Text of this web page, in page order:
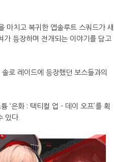
마치고 복귀한 앱솔루트 스쿼드가 새
가 등장하며 전개되는 이야기를 담고
로 레이드에 등장했던 보스들과의
‘은화 : 택티컬 업 - 데이 오프’를 획
있다.​